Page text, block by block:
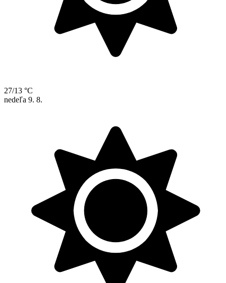
27/13 °C
nedeľa 9. 8.